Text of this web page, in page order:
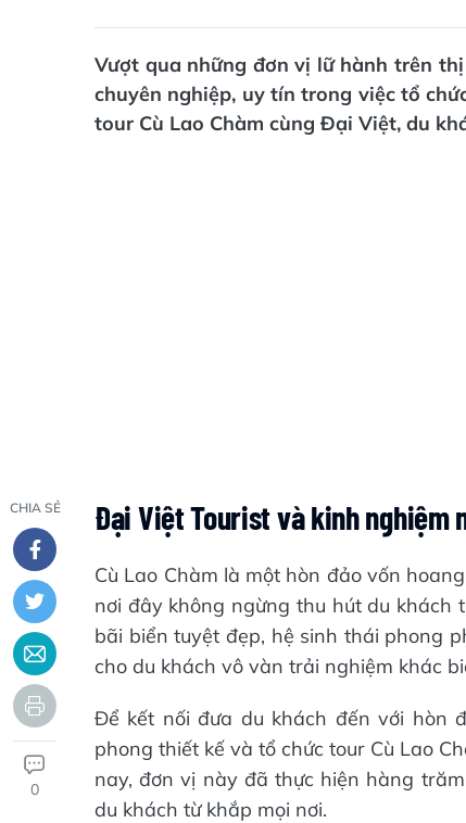
Vượt qua những đơn vị lữ hành trên
chuyên nghiệp, uy tín trong việc tổ
tour Cù Lao Chàm cùng Đại Việt, du
CHIA SẺ
0
Đại Việt Tourist và kinh nghiệm
Cù Lao Chàm là một hòn đảo vốn
nơi đây không ngừng thu hút du khách
bãi biển tuyệt đẹp, hệ sinh thái phong
cho du khách vô vàn trải nghiệm khác
Để kết nối đưa du khách đến với hòn
phong thiết kế và tổ chức tour Cù Lao
nay, đơn vị này đã thực hiện hàng
du khách từ khắp mọi nơi.